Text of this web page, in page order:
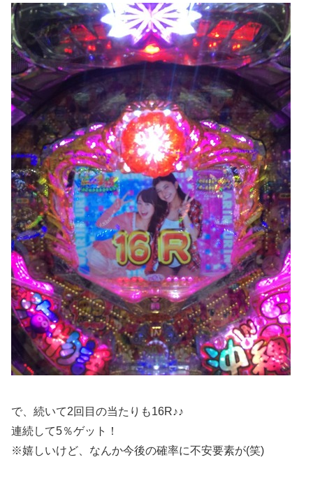
で、続いて2回目の当たりも16R♪♪
連続して5％ゲット！
※嬉しいけど、なんか今後の確率に不安要素が(笑)